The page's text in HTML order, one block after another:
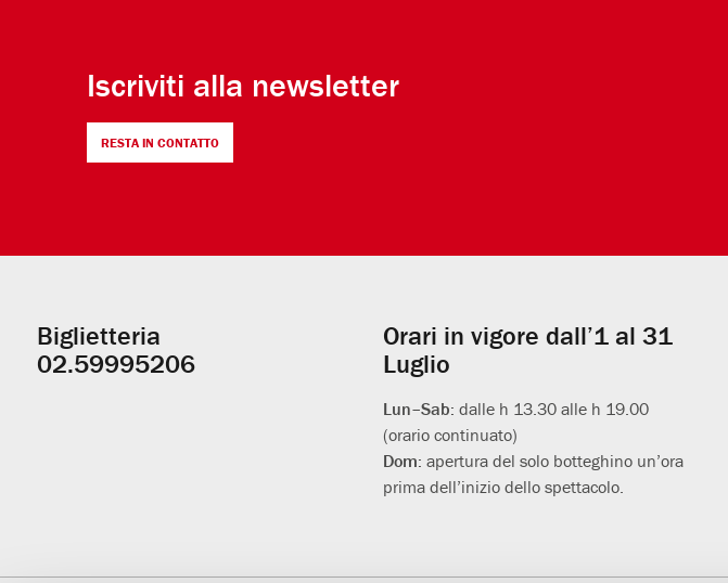
Iscriviti alla newsletter
RESTA IN CONTATTO
Informazioni
utili
Biglietteria
02.59995206
Orari in vigore dall’1 al 31
Luglio
Lun–Sab: dalle h 13.30 alle h 19.00
(orario continuato)
Dom: apertura del solo botteghino un’ora
prima dell’inizio dello spettacolo.